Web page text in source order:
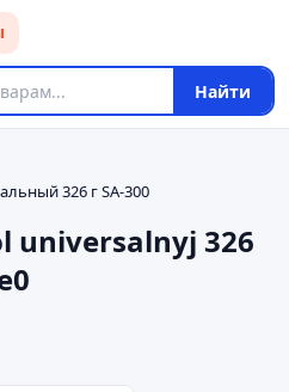
Найти
326 г SA-300
universalnyj 326